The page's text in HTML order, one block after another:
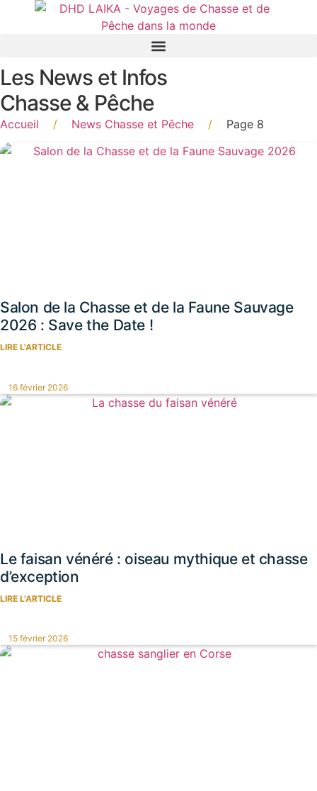
Les News et Infos
Chasse & Pêche
Accueil / News Chasse et Pêche / Page 8
Salon de la Chasse et de la Faune Sauvage
2026 : Save the Date !
LIRE L'ARTICLE
16 février 2026
Le faisan vénéré : oiseau mythique et chasse
d’exception
LIRE L'ARTICLE
15 février 2026
Panneau de gestion des cookies